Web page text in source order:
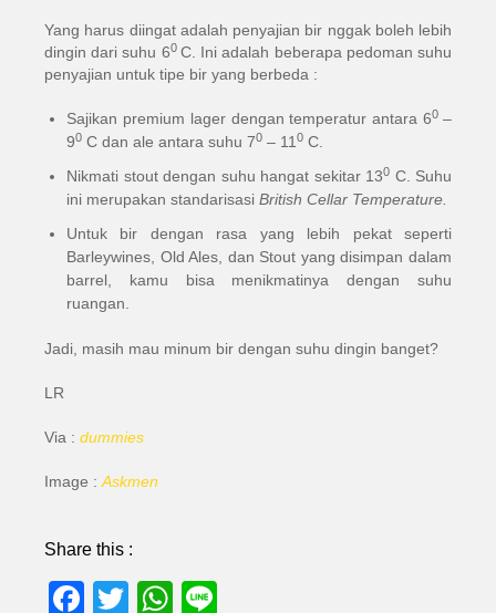
Yang harus diingat adalah penyajian bir nggak boleh lebih
dingin dari suhu 60 C. Ini adalah beberapa pedoman suhu
penyajian untuk tipe bir yang berbeda :
Sajikan premium lager dengan temperatur antara 60 –
90 C dan ale antara suhu 70 – 11 0 C.
Nikmati stout dengan suhu hangat sekitar 130 C. Suhu
ini merupakan standarisasi British Cellar Temperature.
Untuk bir dengan rasa yang lebih pekat seperti
Barleywines, Old Ales, dan Stout yang disimpan dalam
barrel, kamu bisa menikmatinya dengan suhu
ruangan.
Jadi, masih mau minum bir dengan suhu dingin banget?
LR
Via : dummies
Image : Askmen
Share this :
Facebook
TwitterWhatsApp